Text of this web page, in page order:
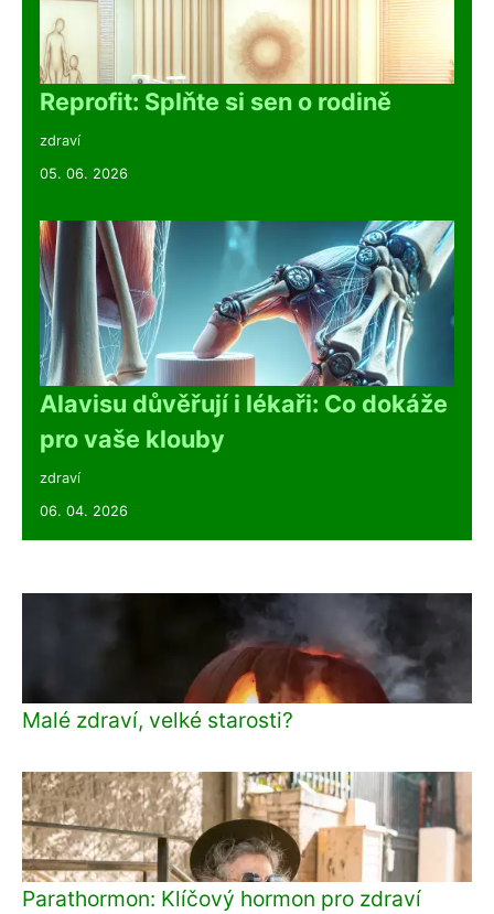
Reprofit: Splňte si sen o rodině
zdraví
05. 06. 2026
Alavisu důvěřují i lékaři: Co dokáže
pro vaše klouby
zdraví
06. 04. 2026
Malé zdraví, velké starosti?
Parathormon: Klíčový hormon pro zdraví